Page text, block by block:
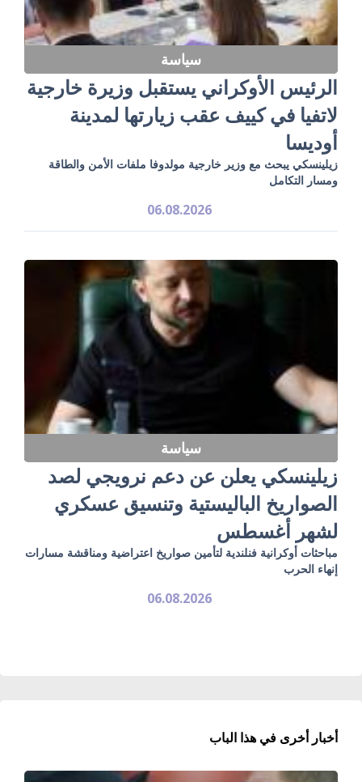
سياسة
الرئيس الأوكراني يستقبل وزيرة خارجية
لاتفيا في كييف عقب زيارتها لمدينة
أوديسا
زيلينسكي يبحث مع وزير خارجية مولدوفا ملفات الأمن والطاقة
ومسار التكامل
06.08.2026
سياسة
زيلينسكي يعلن عن دعم نرويجي لصد
الصواريخ الباليستية وتنسيق عسكري
لشهر أغسطس
مباحثات أوكرانية فنلندية لتأمين صواريخ اعتراضية ومناقشة مسارات
إنهاء الحرب
06.08.2026
أخبار أخرى في هذا الباب